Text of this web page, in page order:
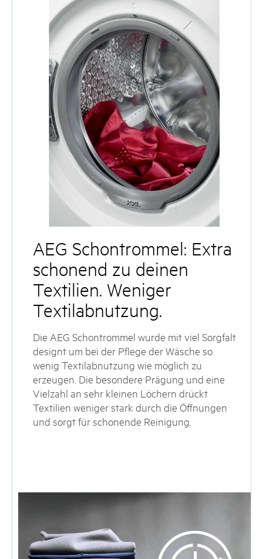
AEG Schontrommel: Extra
schonend zu deinen
Textilien. Weniger
Textilabnutzung.
Die AEG Schontrommel wurde mit viel Sorgfalt
designt um bei der Pflege der Wäsche so
wenig Textilabnutzung wie möglich zu
erzeugen. Die besondere Prägung und eine
Vielzahl an sehr kleinen Löchern drückt
Textilien weniger stark durch die Öffnungen
und sorgt für schonende Reinigung.